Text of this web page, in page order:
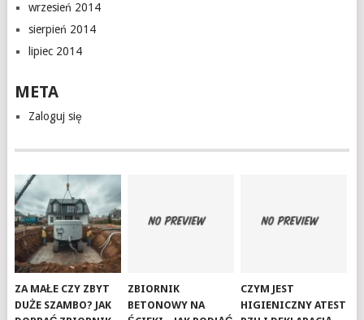
wrzesień 2014
sierpień 2014
lipiec 2014
META
Zaloguj się
ZA MAŁE CZY ZBYT
DUŻE SZAMBO? JAK
ZBIORNIK
BETONOWY NA
CZYM JEST
HIGIENICZNY ATEST